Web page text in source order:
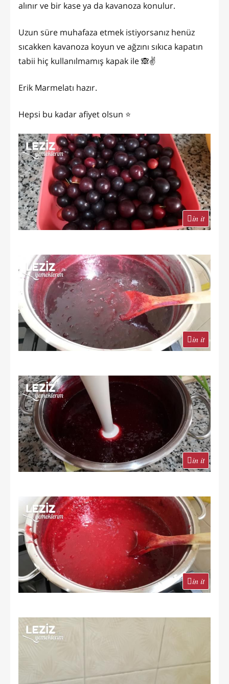
alınır ve bir kase ya da kavanoza konulur.
Uzun süre muhafaza etmek istiyorsanız henüz
sıcakken kavanoza koyun ve ağzını sıkıca kapatın
tabii hiç kullanılmamış kapak ile 🙈✌️
Erik Marmelatı hazır.
Hepsi bu kadar afiyet olsun ⭐️
in it
in it
in it
in it